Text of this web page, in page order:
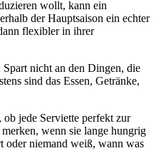
wollt, kann ein
der Hauptsaison ein echter
flexibler in ihrer
Spart nicht an den Dingen, die
sind das Essen, Getränke,
ob jede Serviette perfekt zur
wenn sie lange hungrig
niemand weiß, wann was